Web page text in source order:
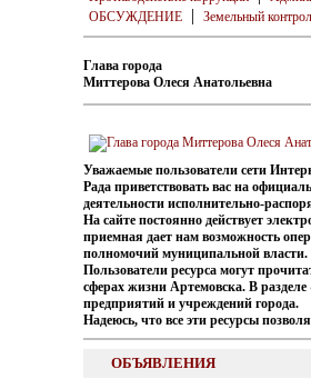
ОБСУЖДЕНИЕ| Земельный
Глава города
Миттерова Олеся Анатольевна
Уважаемые пользователи сети
Рада приветствовать вас на
деятельности исполнительно-
На сайте постоянно действует
приемная дает нам возможность
полномочий муниципальной власти.
Пользователи ресурса могут
сферах жизни Артемовска. В
предприятий и учреждений города.
Надеюсь, что все эти ресурсы
ОБЪЯВЛЕНИЯ